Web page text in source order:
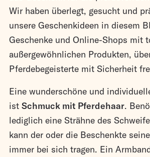
Wir haben überlegt, gesucht und
unsere Geschenkideen in diesem
Geschenke und Online-Shops mit
außergewöhnlichen Produkten,
Pferdebegeisterte mit Sicherheit
Eine wunderschöne und
ist Schmuck mit Pferdehaar.
lediglich eine Strähne des
kann der oder die Beschenkte
immer bei sich tragen. Ein